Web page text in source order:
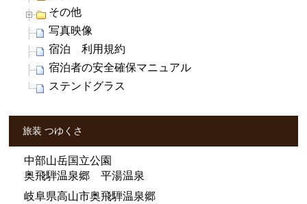
その他
写真映像
宿泊 利用規約
宿泊者の安全確保マニュアル
ステンドグラス
旅装 つゆくさ
中部山岳国立公園
奥飛騨温泉郷 平湯温泉
岐阜県高山市奥飛騨温泉郷